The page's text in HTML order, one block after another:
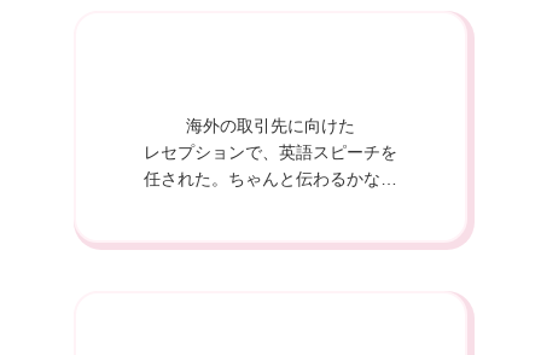
海外の取引先に向けた
レセプションで、英語スピーチを
任された。ちゃんと伝わるかな…